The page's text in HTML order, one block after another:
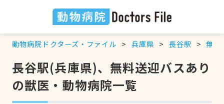
動物病院ドクターズ・ファイル 兵庫県 長谷駅 無料
長谷駅(兵庫県)、無料送迎バスあり
の獣医・動物病院一覧